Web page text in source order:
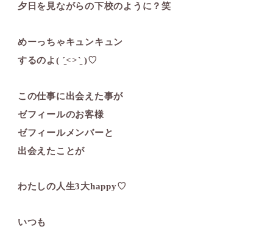
夕日を見ながらの下校のように？笑
めーっちゃキュンキュン
するのよ( ˊ̱˂˃ˋ̱ )♡
この仕事に出会えた事が
ゼフィールのお客様
ゼフィールメンバーと
出会えたことが
わたしの人生3大happy♡
いつも